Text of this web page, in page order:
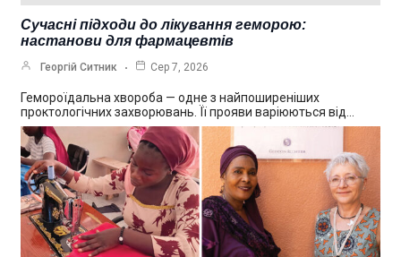
Сучасні підходи до лікування геморою:
настанови для фармацевтів
Георгій Ситник Сер 7, 2026
Гемороїдальна хвороба — одне з найпоширеніших
проктологічних захворювань. Її прояви варіюються від…